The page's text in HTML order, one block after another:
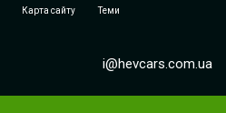
Карта сайту
Теми
i@hevcars.com.ua